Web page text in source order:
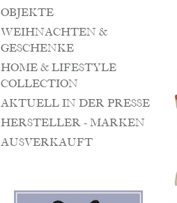
OBJEKTE
WEIHNACHTEN &
GESCHENKE
HOME & LIFESTYLE
COLLECTION
AKTUELL IN DER PRESSE
HERSTELLER - MARKEN
AUSVERKAUFT